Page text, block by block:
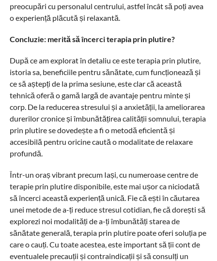
preocupări cu personalul centrului, astfel încât să poți avea
o experiență plăcută și relaxantă.
Concluzie: merită să încerci terapia prin plutire?
După ce am explorat în detaliu ce este terapia prin plutire,
istoria sa, beneficiile pentru sănătate, cum funcționează și
ce să aștepți de la prima sesiune, este clar că această
tehnică oferă o gamă largă de avantaje pentru minte și
corp. De la reducerea stresului și a anxietății, la ameliorarea
durerilor cronice și îmbunătățirea calității somnului, terapia
prin plutire se dovedește a fi o metodă eficientă și
accesibilă pentru oricine caută o modalitate de relaxare
profundă.
Într-un oraș vibrant precum Iași, cu numeroase centre de
terapie prin plutire disponibile, este mai ușor ca niciodată
să încerci această experiență unică. Fie că ești în căutarea
unei metode de a-ți reduce stresul cotidian, fie că dorești să
explorezi noi modalități de a-ți îmbunătăți starea de
sănătate generală, terapia prin plutire poate oferi soluția pe
care o cauți. Cu toate acestea, este important să ții cont de
eventualele precauții și contraindicații și să consulți un